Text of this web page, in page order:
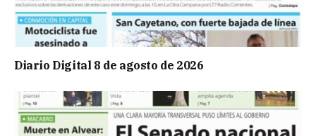
Diario Digital 8 de agosto de 2026